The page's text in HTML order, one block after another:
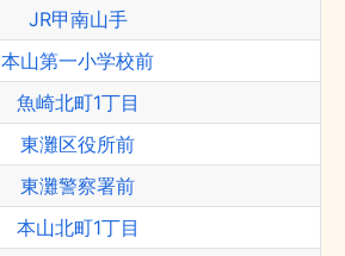
JR甲南山手
本山第一小学校前
魚崎北町1丁目
東灘区役所前
東灘警察署前
本山北町1丁目